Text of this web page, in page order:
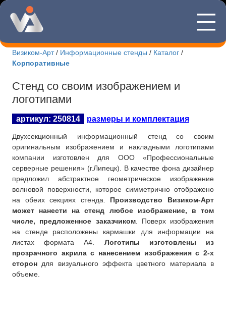
—
—
—
Новости Визиком-арт
Каталог стендов
Корпоративные стенды
Уличные стенды
Патриотические стенды
Стенды учебных заведений
Интернет-магазин
Изготовление табличек
Изготовление вывесок
О компании
Визиком-Арт/ Информационные стенды / Каталог /
Корпоративные
Стенд со своим изображением и
логотипами
артикул: 250814 размеры и комплектация
Двухсекционный информационный стенд со своим
оригинальным изображением и накладными логотипами
компании изготовлен для ООО «Профессиональные
серверные решения» (г.Липецк). В качестве фона дизайнер
предложил абстрактное геометрическое изображение
волновой поверхности, которое симметрично отображено
на обеих секциях стенда. Производство Визиком-Арт
может нанести на стенд любое изображение, в том
числе, предложенное заказчиком. Поверх изображения
на стенде расположены кармашки для информации на
листах формата А4. Логотипы изготовлены из
прозрачного акрила с нанесением изображения с 2-х
сторон для визуального эффекта цветного материала в
объеме.